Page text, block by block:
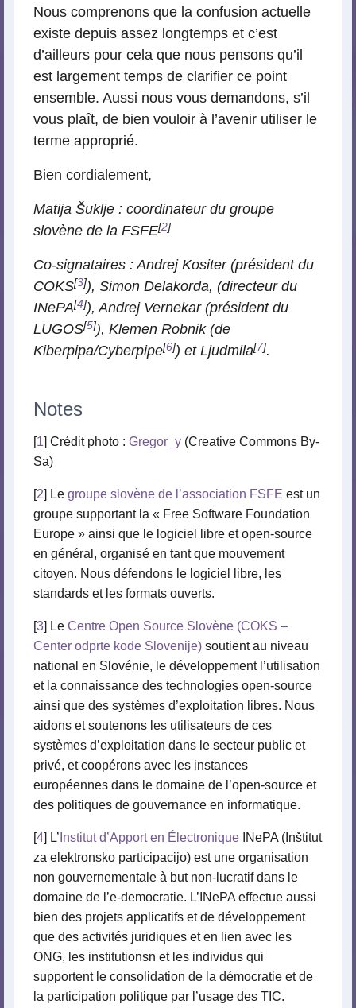
Nous comprenons que la confusion actuelle
existe depuis assez longtemps et c’est
d’ailleurs pour cela que nous pensons qu’il
est largement temps de clarifier ce point
ensemble. Aussi nous vous demandons, s’il
vous plaît, de bien vouloir à l’avenir utiliser le
terme approprié.
Bien cordialement,
Matija Šuklje : coordinateur du groupe
slovène de la FSFE[2]
Co-signataires : Andrej Kositer (président du
COKS[3]), Simon Delakorda, (directeur du
INePA[4]), Andrej Vernekar (président du
LUGOS[5]), Klemen Robnik (de
Kiberpipa/Cyberpipe[6]) et Ljudmila[7].
Notes
[1] Crédit photo : Gregor_y (Creative Commons By-
Sa)
[2] Le groupe slovène de l’association FSFE est un
groupe supportant la « Free Software Foundation
Europe » ainsi que le logiciel libre et open-source
en général, organisé en tant que mouvement
citoyen. Nous défendons le logiciel libre, les
standards et les formats ouverts.
[3] Le Centre Open Source Slovène (COKS –
Center odprte kode Slovenije) soutient au niveau
national en Slovénie, le développement l’utilisation
et la connaissance des technologies open-source
ainsi que des systèmes d’exploitation libres. Nous
aidons et soutenons les utilisateurs de ces
systèmes d’exploitation dans le secteur public et
privé, et coopérons avec les instances
européennes dans le domaine de l’open-source et
des politiques de gouvernance en informatique.
[4] L’ Institut d’Apport en Électronique INePA (Inštitut
za elektronsko participacijo) est une organisation
non gouvernementale à but non-lucratif dans le
domaine de l’e-democratie. L’INePA effectue aussi
bien des projets applicatifs et de développement
que des activités juridiques et en lien avec les
ONG, les institutionsn et les individus qui
supportent le consolidation de la démocratie et de
la participation politique par l’usage des TIC.